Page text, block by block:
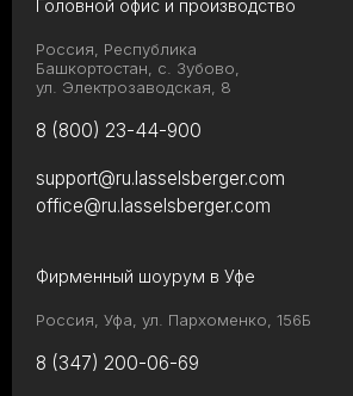
Головной офис и производство
Россия, Республика
Башкортостан, с. Зубово,
ул. Электрозаводская, 8
8 (800) 23-44-900
Фирменный шоурум в Уфе
Россия, Уфа, ул. Пархоменко, 156Б
8 (347) 200-06-69
support@ru.lasselsberger.com
office@ru.lasselsberger.com